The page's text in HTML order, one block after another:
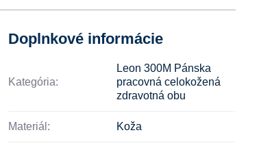
Doplnkové informácie
Kategória:
Leon 300M Pánska
pracovná celokožená
zdravotná obu
Materiál: Koža